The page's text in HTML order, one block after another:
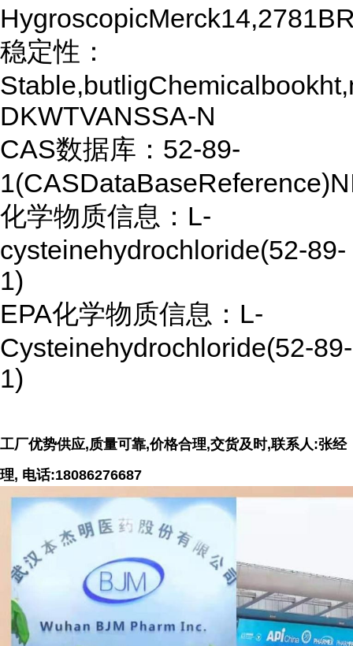
稳定性：
DKWTVANSSA-N
CAS数据库：52-89-
化学物质信息：L-
cysteinehydrochloride(52-89-
1)
EPA化学物质信息：L-
Cysteinehydrochloride(52-89-
1)
工厂优势供应,质量可靠,价格合理,交货及时,联系人:张经
理, 电话:18086276687